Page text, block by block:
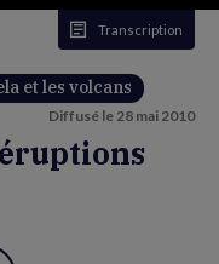
Transcription
et les volcans
Diffusé le 28 mai 2010